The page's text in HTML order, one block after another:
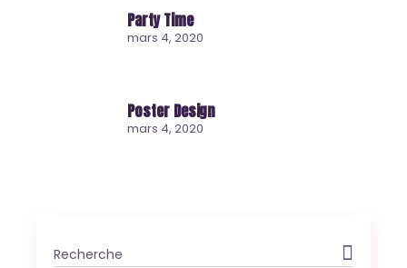
Party Time
mars 4, 2020
Poster Design
mars 4, 2020